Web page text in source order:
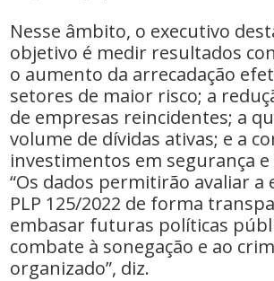
Nesse âmbito, o executivo
objetivo é medir resultados
o aumento da arrecadação
setores de maior risco; a
de empresas reincidentes; a
volume de dívidas ativas; e a
investimentos em segurança e
“Os dados permitirão avaliar a
PLP 125/2022 de forma
embasar futuras políticas
combate à sonegação e ao
organizado”, diz.